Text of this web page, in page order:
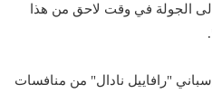
الجولة في وقت لاحق من هذا
"رافاييل نادال" من منافسات